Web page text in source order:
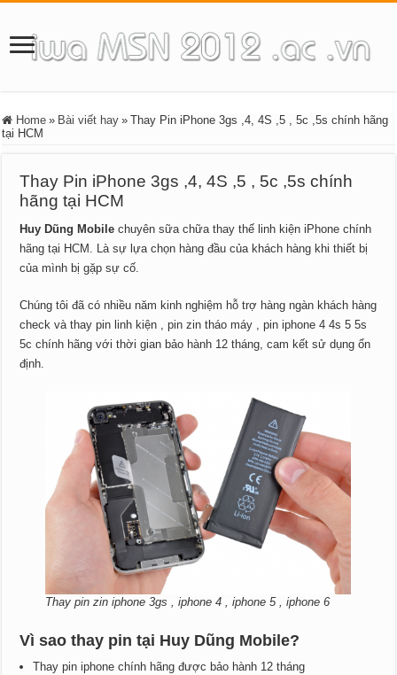
Home » Bài viết hay » Thay Pin iPhone 3gs ,4, 4S ,5 , 5c ,5s chính hãng
tại HCM
Thay Pin iPhone 3gs ,4, 4S ,5 , 5c ,5s chính
hãng tại HCM
Huy Dũng Mobile chuyên sữa chữa thay thế linh kiện iPhone chính
hãng tại HCM. Là sự lựa chọn hàng đầu của khách hàng khi thiết bị
của mình bị gặp sự cố.
Chúng tôi đã có nhiều năm kinh nghiệm hỗ trợ hàng ngàn khách hàng
check và thay pin linh kiện , pin zin tháo máy , pin iphone 4 4s 5 5s
5c chính hãng với thời gian bảo hành 12 tháng, cam kết sử dụng ổn
định.
Thay pin zin iphone 3gs , iphone 4 , iphone 5 , iphone 6
Vì sao thay pin tại Huy Dũng Mobile?
Thay pin iphone chính hãng được bảo hành 12 tháng